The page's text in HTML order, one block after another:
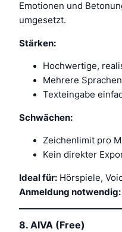
Emotionen und
umgesetzt.
Stärken:
Hochwertige,
Mehrere
Texteingabe
Schwächen:
Zeichenlimit pro
Kein direkter
Ideal für: Hörspiele,
Anmeldung notwendig:
8. AIVA (Free)